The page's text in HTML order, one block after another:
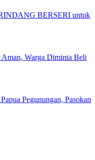
BERSERI untuk
Warga Diminta Beli
Pegunungan, Pasokan